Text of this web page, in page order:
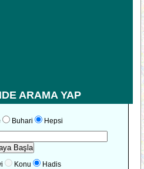
ARAMA YAP
Buhari Hepsi
Konu Hadis